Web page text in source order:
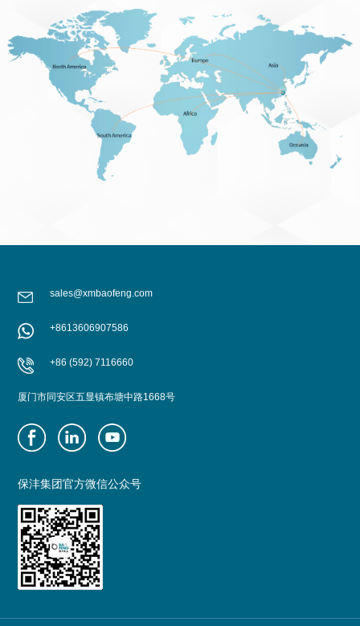
sales@xmbaofeng.com
+8613606907586
+86 (592) 7116660
厦门市同安区五显镇布塘中路1668号
保沣集团官方微信公众号